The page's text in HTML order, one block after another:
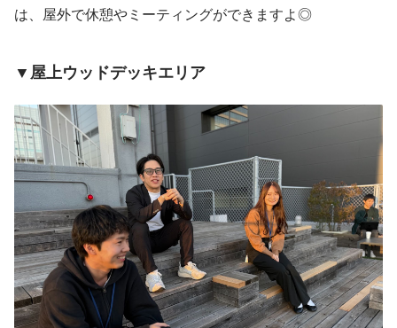
は、屋外で休憩やミーティングができますよ◎
▼屋上ウッドデッキエリア